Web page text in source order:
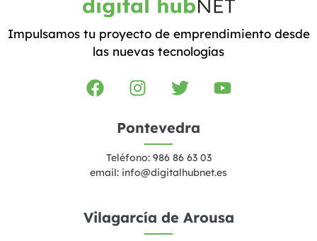
Impulsamos tu proyecto de emprendimiento desde
las nuevas tecnologías
Pontevedra
Teléfono: 986 86 63 03
email: info@digitalhubnet.es
Vilagarcía de Arousa